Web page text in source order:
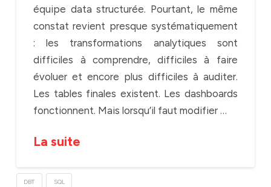
équipe data structurée. Pourtant, le même
constat revient presque systématiquement
: les transformations analytiques sont
difficiles à comprendre, difficiles à faire
évoluer et encore plus difficiles à auditer.
Les tables finales existent. Les dashboards
fonctionnent. Mais lorsqu’il faut modifier …
La suite
DBT SQL